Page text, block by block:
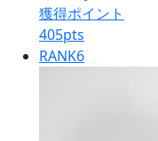
獲得ポイント
405pts
RANK6